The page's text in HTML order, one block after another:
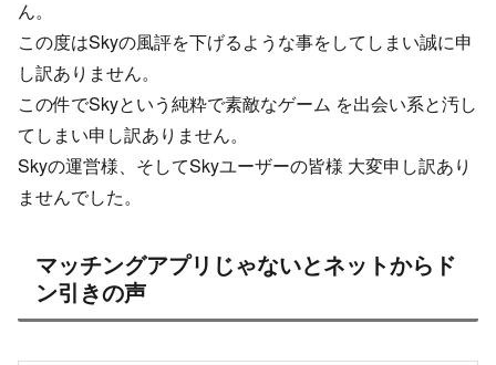
ん。
この度はSkyの風評を下げるような事をしてしまい誠に申
し訳ありません。
この件でSkyという純粋で素敵なゲーム を出会い系と汚し
てしまい申し訳ありません。
Skyの運営様、そしてSkyユーザーの皆様 大変申し訳あり
ませんでした。
マッチングアプリじゃないとネットからド
ン引きの声